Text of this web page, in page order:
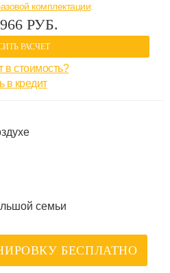
комплектации:
РУБ.
РАСЧЕТ
в стоимость?
в кредит
семьи
БЕСПЛАТНО